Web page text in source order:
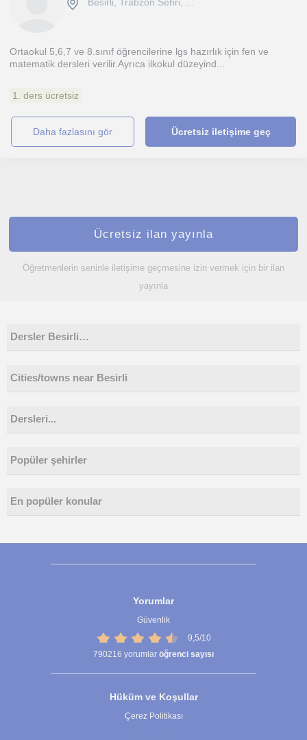
Besirli, Trabzon Sehri, ...
Ortaokul 5,6,7 ve 8.sınıf öğrencilerine lgs hazırlık için fen ve
matematik dersleri verilir.Ayrıca ilkokul düzeyind...
1. ders ücretsiz
daha fazlasını gör Ücretsiz iletişime geç
Ücretsiz ilan yayınla
Öğretmenlerin seninle iletişime geçmesine izin vermek için bir ilan
yayınla
Dersler Besirli…
Cities/towns near Besirli
Dersleri...
Popüler şehirler
En popüler konular
Yorumlar
Güvenlik
9,5/10
790216 yorumlar öğrenci sayısı
Hüküm ve Koşullar
Çerez Politikası